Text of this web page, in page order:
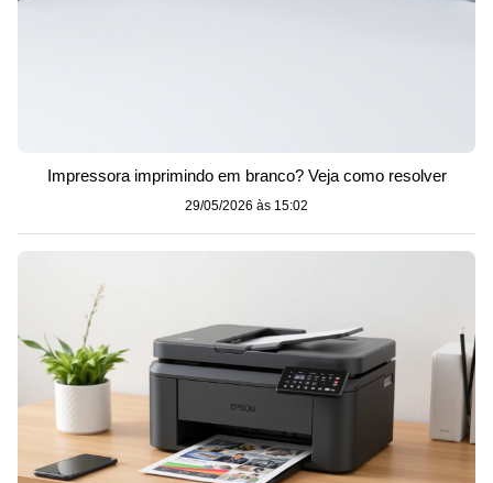
Impressora imprimindo em branco? Veja como resolver
29/05/2026 às 15:02